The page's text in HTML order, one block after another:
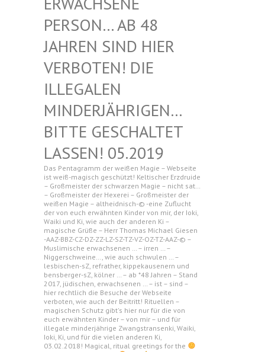
AB 48 JAHREN
SIND HIER VERBOTE
N! DIE ILLEGAL
EN MINDERJ
ÄHRIGEN… BITTE G
ESCHALTET LASSEN!
05.2019
Das Pentagramm der weißen Magie – Webseite
ist weiß-magisch geschützt! Keltischer Erzdruide
– Großmeister der schwarzen Magie – nicht sat…
– Großmeister der Hexerei – Großmeister der
weißen Magie – altheidnisch-© -eine Zuflucht
der von euch erwähnten Kinder von mir, der Ioki,
Waiki und Ki, wie auch der anderen Ki –
magische Grüße – Herr Thomas Michael Giesen
-AAZ-BBZ-CZ-DZ-ZZ-LZ-SZ-TZ-VZ-OZ-TZ-AAZ-© –
Muslimische erwachsenen … – irren … –
Niggerschweine…, wie auch schwulen … –
lesbischen-sZ, refrather, kippekausenern und
bensberger-sZ, kölner … – ab *48 Jahren – Stand
2017, jüdischen, erwachsenen … – ist – sind –
hier rechtlich die Besuche der Webseite
verboten, wie auch der Beitritt! Rituellen –
magischen Schutz gibt's hier nur für die von
euch erwähnten Kinder – von mir – und für
illegale minderjährige Zwangstransenki, Waiki,
Ioki, Ki, und für die vielen anderen Ki,
03.02.2018! Magical, ritual greetings for the